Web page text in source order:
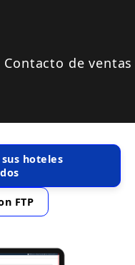
Contacto de ventas
hoteles
FTP